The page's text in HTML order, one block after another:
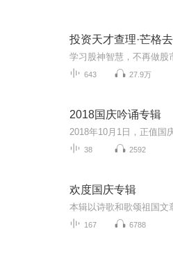
投资天才查理·芒格
643 27.9万
2018国庆吟诵专辑
38 2592
欢度国庆专辑
167 6788